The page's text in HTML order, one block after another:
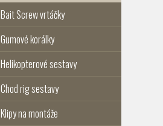
Bait Screw vrtáčky
Gumové korálky
Helikopterové sestavy
Chod rig sestavy
Klipy na montáže